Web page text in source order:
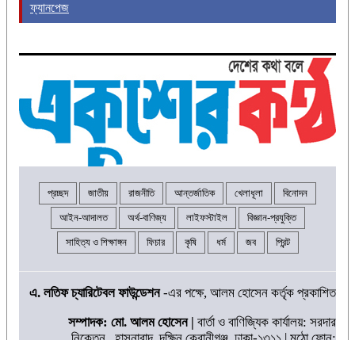
ফ্যানপেজ
প্রচ্ছদ জাতীয় রাজনীতি আন্তর্জাতিক খেলাধূলা বিনোদন
আইন-আদালত অর্থ-বাণিজ্য লাইফস্টাইল বিজ্ঞান-প্রযুক্তি
সাহিত্য ও শিক্ষাঙ্গন ফিচার কৃষি ধর্ম জব প্রিন্ট
এ. লতিফ চ্যারিটেবল ফাউন্ডেশন-এর পক্ষে, আলম হোসেন কর্তৃক প্রকাশিত
সম্পাদক: মো. আলম হোসেন | বার্তা ও বাণিজ্যিক কার্যালয়: সরদার